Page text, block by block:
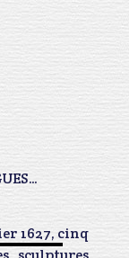
...
1627, cinq